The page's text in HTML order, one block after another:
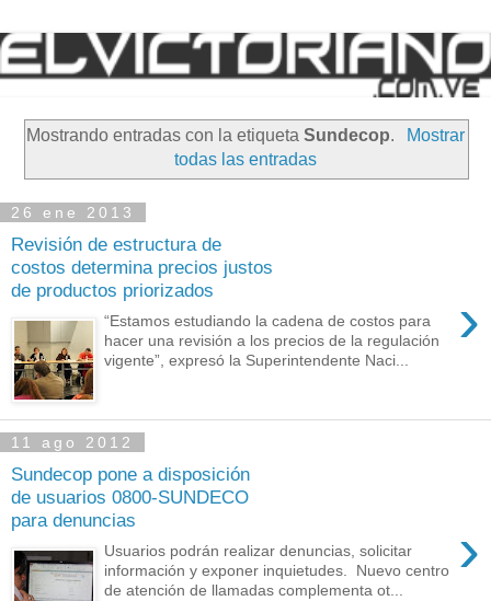
Mostrando entradas con la etiquetaSundecop.
Mostrar
todas las entradas
26 ene 2013
Revisión de estructura de
costos determina precios justos
de productos priorizados
›
“Estamos estudiando la cadena de costos para
hacer una revisión a los precios de la regulación
vigente”, expresó la Superintendente Naci...
11 ago 2012
Sundecop pone a disposición
de usuarios 0800-SUNDECO
para denuncias
›
Usuarios podrán realizar denuncias, solicitar
información y exponer inquietudes. Nuevo centro
de atención de llamadas complementa ot...